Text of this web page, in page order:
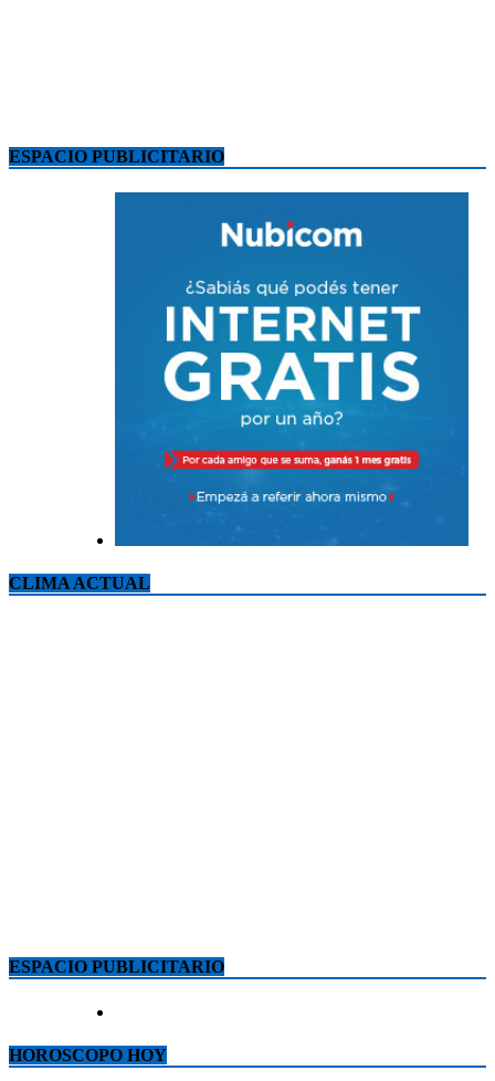
ESPACIO PUBLICITARIO
CLIMA ACTUAL
ESPACIO PUBLICITARIO
HOROSCOPO HOY